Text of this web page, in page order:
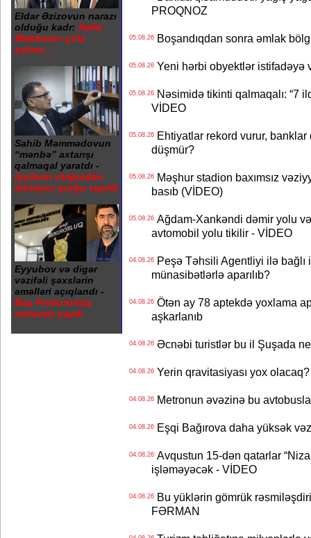
Eldar Əzizovun narazı
olduğu kadr: Xalid
Ələkbərov yola
salınır...
Sahib Məmmədovun
“mənbə” axtarışı
qalmaqal yaratdı -
İşçilərin otağından
dinləyici qurğu tapılıb
Eyyubov və digər
vəzifəli şəxslərin
əməlləri açıqlandı -
Baş Prokurorluq
məlumat yaydı
PROQNOZ
05.08.26Boşandıqdan sonra əmlak
05.08.26Yeni hərbi obyektlər istifadəyə
05.08.26Nəsimidə tikinti qalmaqalı: “7
VİDEO
05.08.26Ehtiyatlar rekord vurur, banklar
düşmür?
05.08.26Məşhur stadion baxımsız
basıb (VİDEO)
05.08.26Ağdam-Xankəndi dəmir yolu
avtomobil yolu tikilir - VİDEO
04.08.26Peşə Təhsili Agentliyi ilə bağlı
münasibətlərlə aparılıb?
04.08.26Ötən ay 78 aptekdə yoxlama
aşkarlanıb
04.08.26Əcnəbi turistlər bu il Şuşada
04.08.26Yerin qravitasiyası yox
04.08.26Metronun əvəzinə bu
04.08.26Eşqi Bağırova daha yüksək
04.08.26Avqustun 15-dən qatarlar
işləməyəcək - VİDEO
04.08.26Bu yüklərin gömrük
FƏRMAN